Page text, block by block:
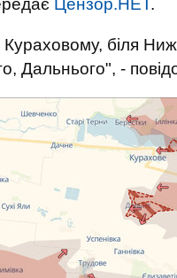
Цензор.НЕТ.
біля
Дальнього", -